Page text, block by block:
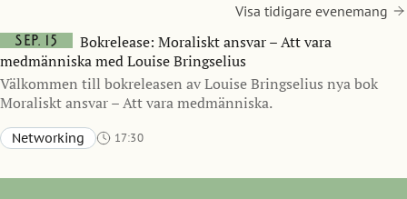
Visa tidigare evenemang
sep. 15
Bokrelease: Moraliskt ansvar – Att vara
medmänniska med Louise Bringselius
Välkommen till bokreleasen av Louise Bringselius nya bok
Moraliskt ansvar – Att vara medmänniska.
Networking
17:30